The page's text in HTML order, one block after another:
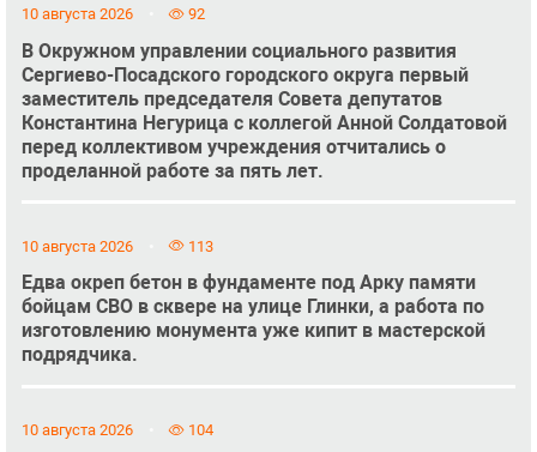
10 августа 2026 92
В Окружном управлении социального развития
Сергиево-Посадского городского округа первый
заместитель председателя Совета депутатов
Константина Негурица с коллегой Анной Солдатовой
перед коллективом учреждения отчитались о
проделанной работе за пять лет.
10 августа 2026 113
Едва окреп бетон в фундаменте под Арку памяти
бойцам СВО в сквере на улице Глинки, а работа по
изготовлению монумента уже кипит в мастерской
подрядчика.
10 августа 2026 104